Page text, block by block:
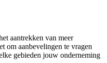
aantrekken van meer
om aanbevelingen te vragen
gebieden jouw onderneming